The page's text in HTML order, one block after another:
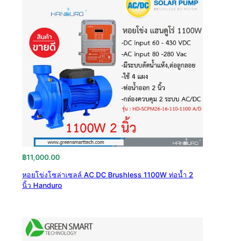
฿11,000.00
หอยโข่งโซล่าเซลล์ AC DC Brushless 1100W ท่อน้ำ 2
นิ้ว Handuro